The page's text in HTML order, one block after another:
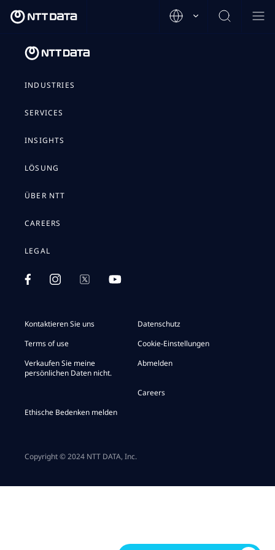
INDUSTRIES
SERVICES
INSIGHTS
LÖSUNG
ÜBER NTT
CAREERS
LEGAL
Kontaktieren Sie uns
Datenschutz
Terms of use
Cookie-Einstellungen
Verkaufen Sie meine
persönlichen Daten nicht.
Abmelden
Careers
Ethische Bedenken melden
Copyright © 2024 NTT DATA, Inc.